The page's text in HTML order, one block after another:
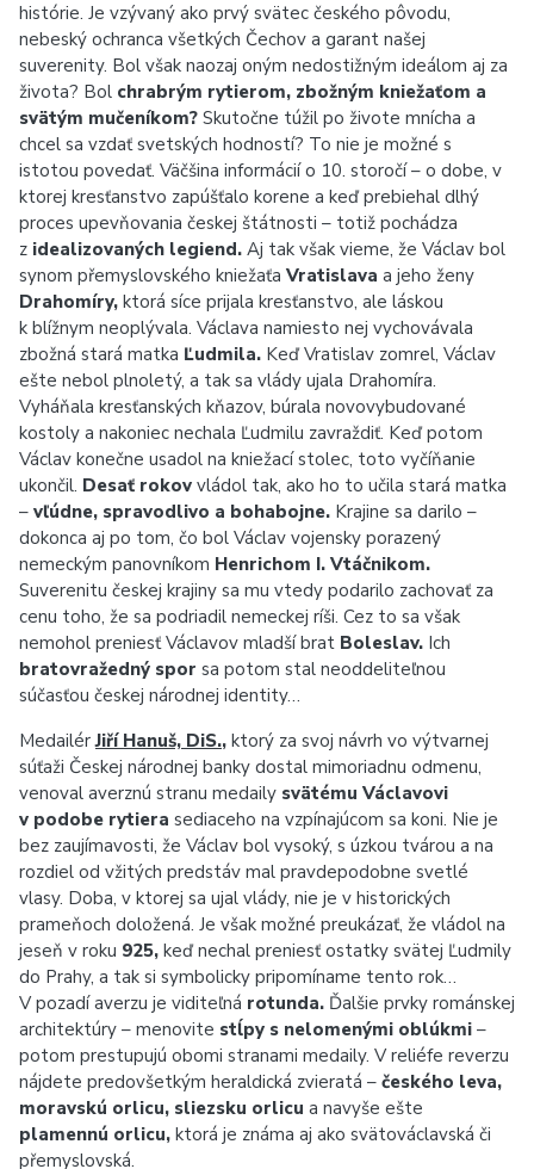
histórie. Je vzývaný ako prvý svätec českého pôvodu,
nebeský ochranca všetkých Čechov a garant našej
suverenity. Bol však naozaj oným nedostižným ideálom aj za
života? Bol chrabrým rytierom, zbožným kniežaťom a
svätým mučeníkom? Skutočne túžil po živote mnícha a
chcel sa vzdať svetských hodností? To nie je možné s
istotou povedať. Väčšina informácií o 10. storočí – o dobe, v
ktorej kresťanstvo zapúšťalo korene a keď prebiehal dlhý
proces upevňovania českej štátnosti – totiž pochádza
z idealizovaných legiend. Aj tak však vieme, že Václav bol
synom přemyslovského kniežaťa Vratislava a jeho ženy
Drahomíry, ktorá síce prijala kresťanstvo, ale láskou
k blížnym neoplývala. Václava namiesto nej vychovávala
zbožná stará matka Ľudmila. Keď Vratislav zomrel, Václav
ešte nebol plnoletý, a tak sa vlády ujala Drahomíra.
Vyháňala kresťanských kňazov, búrala novovybudované
kostoly a nakoniec nechala Ľudmilu zavraždiť. Keď potom
Václav konečne usadol na kniežací stolec, toto vyčíňanie
ukončil. Desať rokov vládol tak, ako ho to učila stará matka
– vľúdne, spravodlivo a bohabojne. Krajine sa darilo –
dokonca aj po tom, čo bol Václav vojensky porazený
nemeckým panovníkom Henrichom I. Vtáčnikom.
Suverenitu českej krajiny sa mu vtedy podarilo zachovať za
cenu toho, že sa podriadil nemeckej ríši. Cez to sa však
nemohol preniesť Václavov mladší brat Boleslav. Ich
bratovražedný spor sa potom stal neoddeliteľnou
súčasťou českej národnej identity…
MedailérJiří Hanuš, DiS., ktorý za svoj návrh vo výtvarnej
súťaži Českej národnej banky dostal mimoriadnu odmenu,
venoval averznú stranu medaily svätému Václavovi
v podobe rytiera sediaceho na vzpínajúcom sa koni. Nie je
bez zaujímavosti, že Václav bol vysoký, s úzkou tvárou a na
rozdiel od vžitých predstáv mal pravdepodobne svetlé
vlasy. Doba, v ktorej sa ujal vlády, nie je v historických
prameňoch doložená. Je však možné preukázať, že vládol na
jeseň v roku 925, keď nechal preniesť ostatky svätej Ľudmily
do Prahy, a tak si symbolicky pripomíname tento rok…
V pozadí averzu je viditeľná rotunda. Ďalšie prvky románskej
architektúry – menovite stĺpy s nelomenými oblúkmi –
potom prestupujú obomi stranami medaily. V reliéfe reverzu
nájdete predovšetkým heraldická zvieratá – českého leva,
moravskú orlicu, sliezsku orlicu a navyše ešte
plamennú orlicu, ktorá je známa aj ako svätováclavská či
přemyslovská.